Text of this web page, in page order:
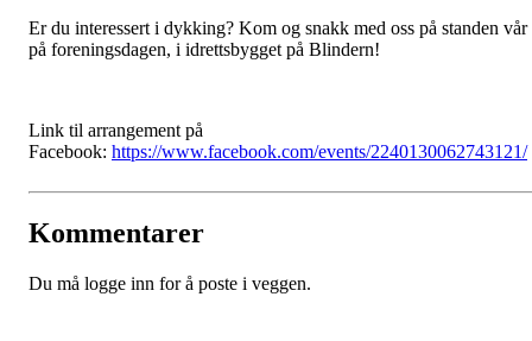
Er du interessert i dykking? Kom og snakk med oss på standen vår
på foreningsdagen, i idrettsbygget på Blindern!
Link til arrangement på
Facebook: https://www.facebook.com/events/2240130062743121/
Kommentarer
Du må logge inn for å poste i veggen.